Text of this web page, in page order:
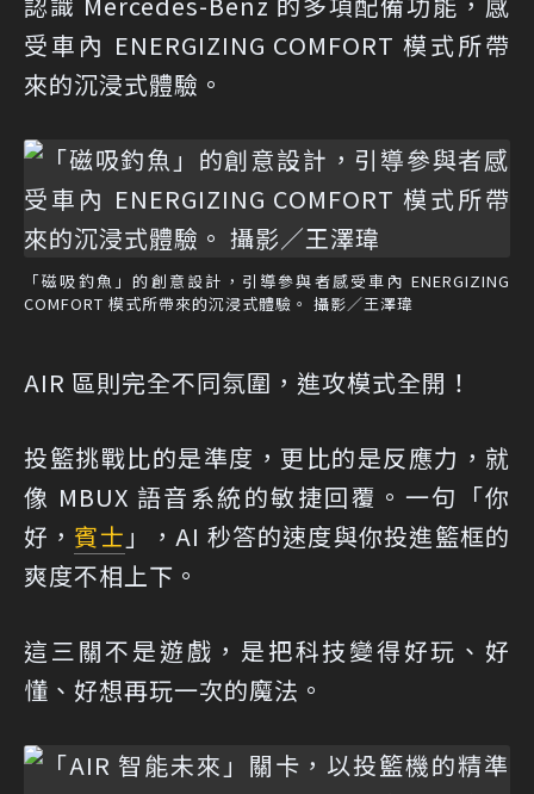
受車內 ENERGIZING COMFORT 模式所帶
來的沉浸式體驗。
「磁吸釣魚」的創意設計，引導參與者感受車內 ENERGIZING
COMFORT 模式所帶來的沉浸式體驗。 攝影／王澤瑋
AIR 區則完全不同氛圍，進攻模式全開！
投籃挑戰比的是準度，更比的是反應力，就
像 MBUX 語音系統的敏捷回覆。一句「你
好， 賓士 」，AI 秒答的速度與你投進籃框的
爽度不相上下。
這三關不是遊戲，是把科技變得好玩、好
懂、好想再玩一次的魔法。